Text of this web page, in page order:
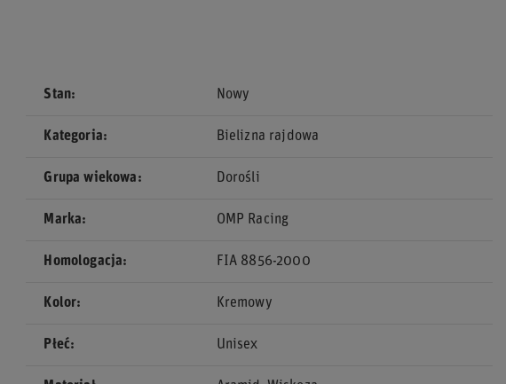
Stan Nowy
Kategoria Bielizna rajdowa
Grupa wiekowa Dorośli
Marka OMP Racing
Homologacja FIA 8856-2000
Kolor Kremowy
Płeć Unisex